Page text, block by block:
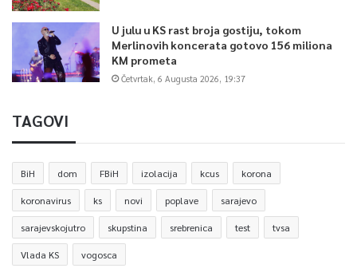
U julu u KS rast broja gostiju, tokom
Merlinovih koncerata gotovo 156 miliona
KM prometa
Četvrtak, 6 Augusta 2026, 19:37
TAGOVI
BiH dom FBiH izolacija kcus korona
koronavirus ks novi poplave sarajevo
sarajevskojutro skupstina srebrenica test tvsa
Vlada KS vogosca